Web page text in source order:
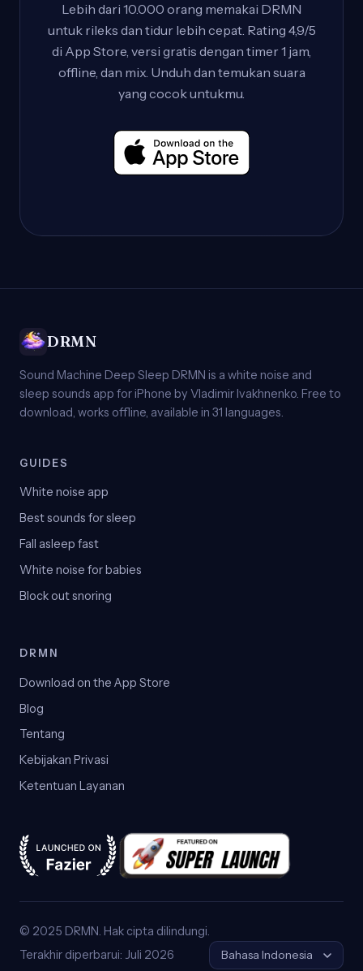
Lebih dari 10.000 orang memakai DRMN
untuk rileks dan tidur lebih cepat. Rating 4,9/5
di App Store, versi gratis dengan timer 1 jam,
offline, dan mix. Unduh dan temukan suara
yang cocok untukmu.
DRMN
Sound Machine Deep Sleep DRMN is a white noise and
sleep sounds app for iPhone by Vladimir Ivakhnenko. Free to
download, works offline, available in 31 languages.
GUIDES
White noise app
Best sounds for sleep
Fall asleep fast
White noise for babies
Block out snoring
DRMN
Download on the App Store
Blog
Tentang
Kebijakan Privasi
Ketentuan Layanan
© 2025 DRMN. Hak cipta dilindungi.
Terakhir diperbarui: Juli 2026
Bahasa